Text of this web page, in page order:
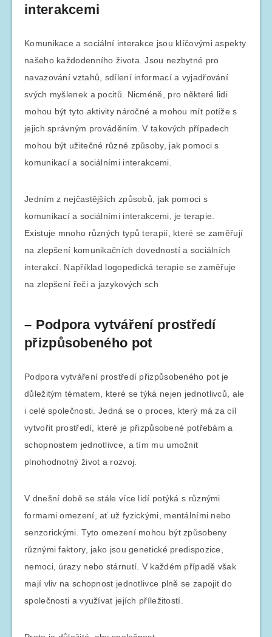
interakcemi
Komunikace a sociální interakce jsou klíčovými aspekty
našeho každodenního života. Jsou nezbytné pro
navazování vztahů, sdílení informací a vyjadřování
svých myšlenek a pocitů. Nicméně, pro některé lidi
mohou být tyto aktivity náročné a mohou mít potíže s
jejich správným prováděním. V takových případech
mohou být užitečné různé způsoby, jak pomoci s
komunikací a sociálními interakcemi.
Jedním z nejčastějších způsobů, jak pomoci s
komunikací a sociálními interakcemi, je terapie.
Existuje mnoho různých typů terapií, které se zaměřují
na zlepšení komunikačních dovedností a sociálních
interakcí. Například logopedická terapie se zaměřuje
na zlepšení řeči a jazykových sch
– Podpora vytváření prostředí
přizpůsobeného pot
Podpora vytváření prostředí přizpůsobeného pot je
důležitým tématem, které se týká nejen jednotlivců, ale
i celé společnosti. Jedná se o proces, který má za cíl
vytvořit prostředí, které je přizpůsobené potřebám a
schopnostem jednotlivce, a tím mu umožnit
plnohodnotný život a rozvoj.
V dnešní době se stále více lidí potýká s různými
formami omezení, ať už fyzickými, mentálními nebo
senzorickými. Tyto omezení mohou být způsobeny
různými faktory, jako jsou genetické predispozice,
nemoci, úrazy nebo stárnutí. V každém případě však
mají vliv na schopnost jednotlivce plně se zapojit do
společnosti a využívat jejích příležitostí.